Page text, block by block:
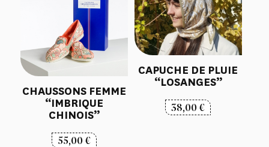
CHAUSSONS FEMME
“IMBRIQUE
CHINOIS”
55,00€
CAPUCHE DE PLUIE
“LOSANGES”
38,00€